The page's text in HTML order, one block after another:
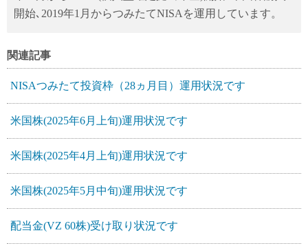
開始､2019年1月からつみたてNISAを運用しています。
関連記事
NISAつみたて投資枠（28ヵ月目）運用状況です
米国株(2025年6月上旬)運用状況です
米国株(2025年4月上旬)運用状況です
米国株(2025年5月中旬)運用状況です
配当金(VZ 60株)受け取り状況です